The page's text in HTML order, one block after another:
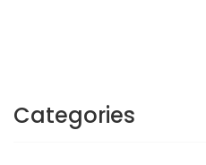
Categories